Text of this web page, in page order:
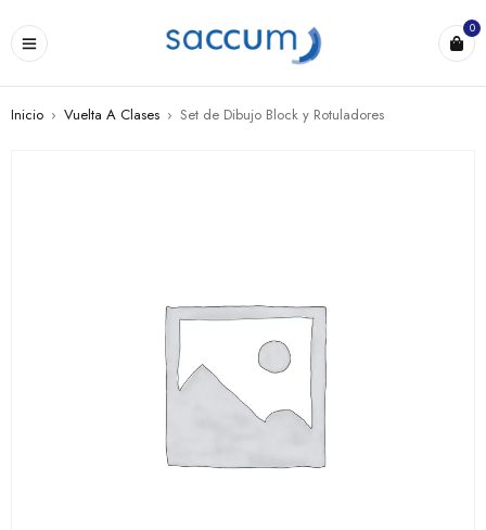
0
Inicio › Vuelta A Clases › Set de Dibujo Block y Rotuladores